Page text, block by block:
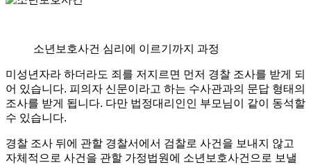
소년보호사건 심리에 이르기까지 과정
미성년자라 하더라도 죄를 저지르면 먼저 경찰 조사를 받게 되
어 있습니다. 피의자 신문이라고 하는 수사관과의 문답 형태의
조사를 받게 됩니다. 다만 법정대리인인 부모님이 같이 동석할
수 있습니다.
경찰 조사 뒤에 관할 경찰서에서 검찰로 사건을 보내지 않고
자체적으로 사건을 관할 가정법원에 소년보호사건으로 보낼